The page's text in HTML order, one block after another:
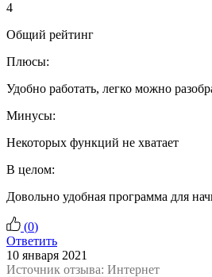
4
Общий рейтинг
Плюсы:
Удобно работать, легко можно
Минусы:
Некоторых функций не хватает
В целом:
Довольно удобная программа для
(0)
Ответить
10 января 2021
Источник отзыва: Интернет